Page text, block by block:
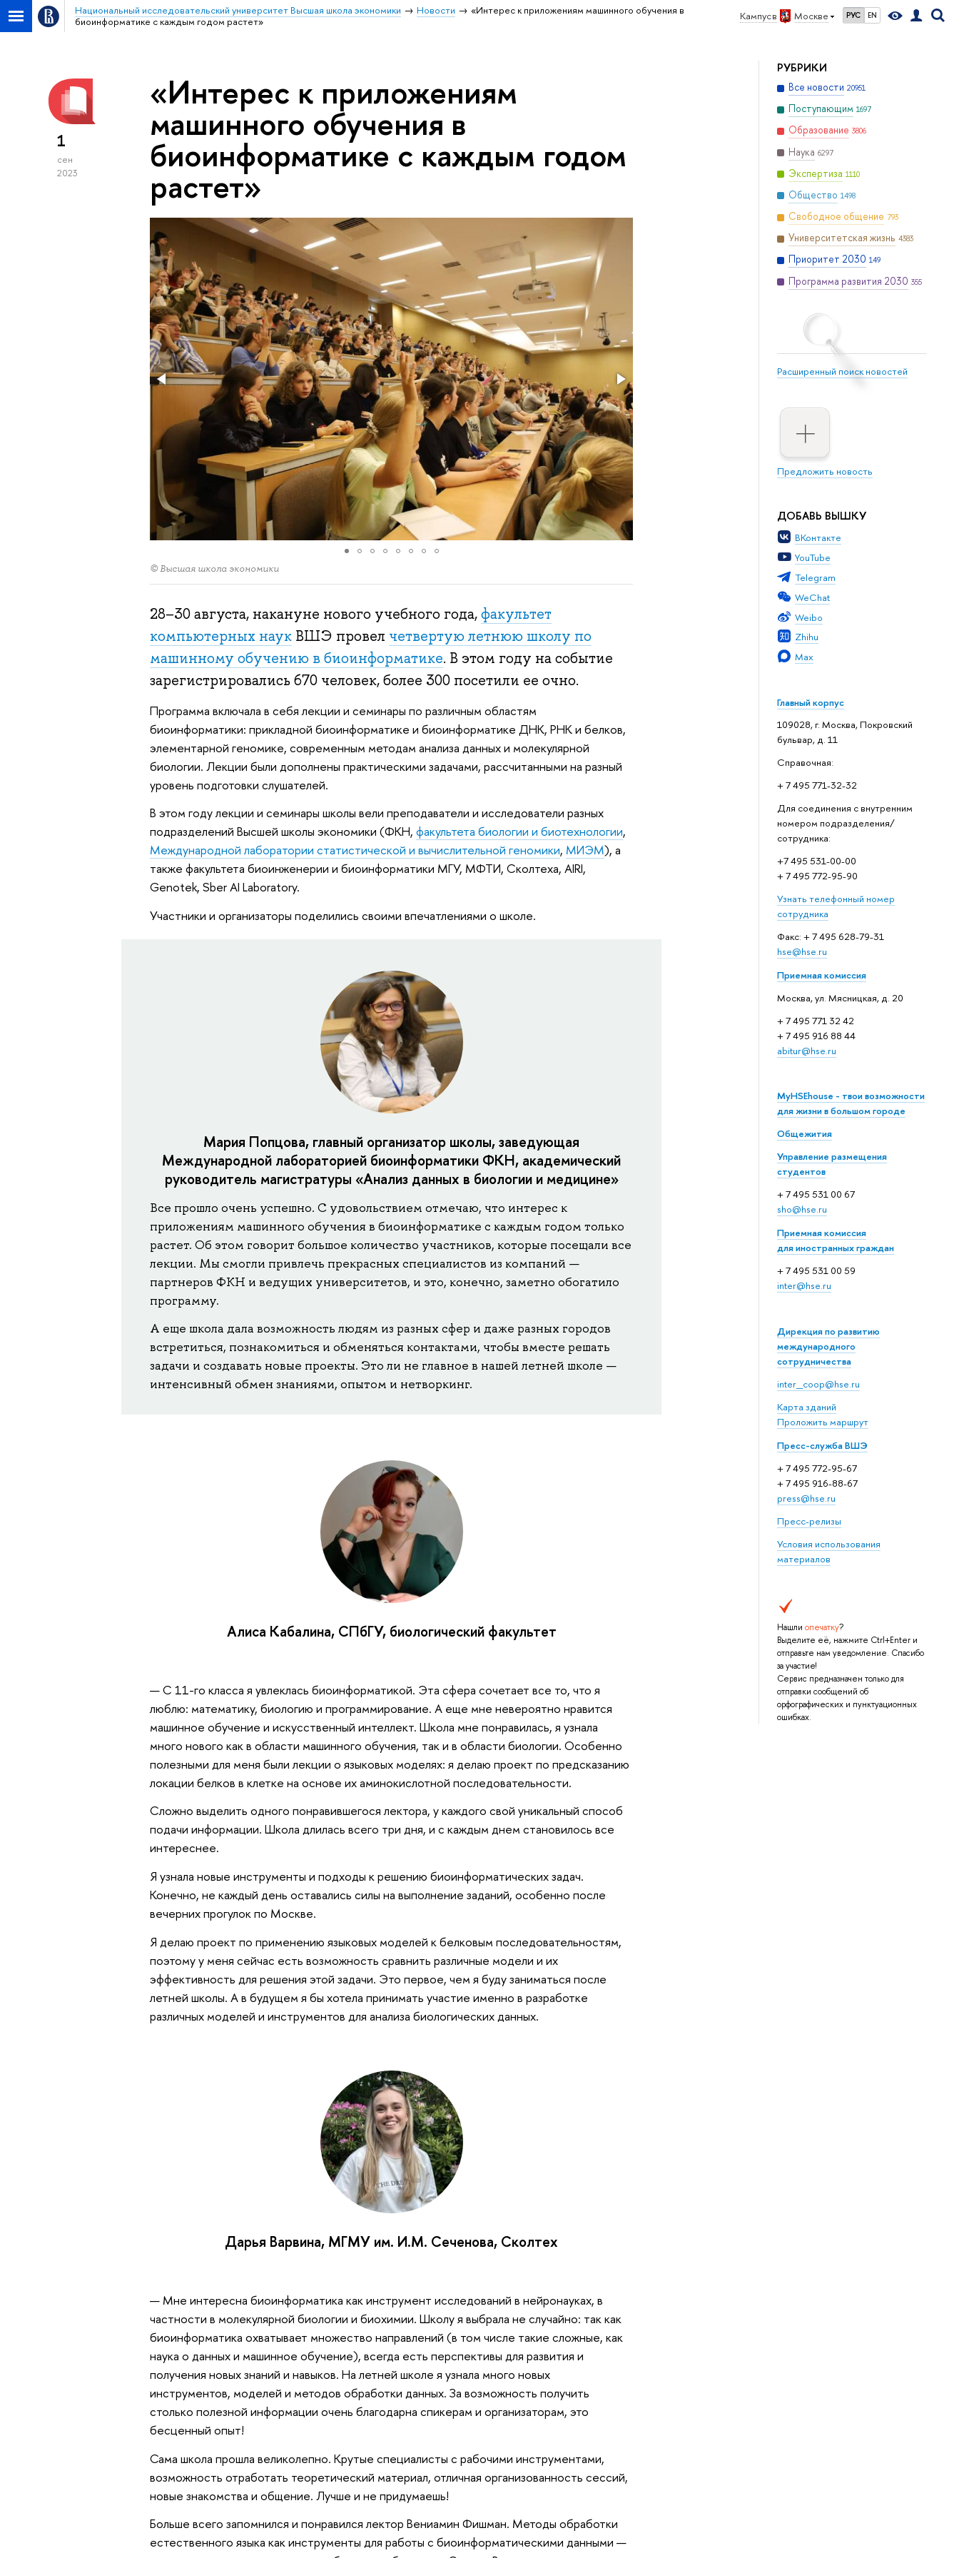
Кампус в Москве РУС EN
Национальный исследовательский университет Высшая школа экономики Новости
«Интерес к приложениям машинного обучения в
биоинформатике с каждым годом растет»
РУБРИКИ
Все новости 20951
Поступающим 1697
Образование 3806
Наука 6297
Экспертиза 1110
Общество 1498
Свободное общение 793
Университетская жизнь 4383
Приоритет 2030 149
Программа развития 2030 355
Расширенный поиск новостей
Предложить новость
ДОБАВЬ ВЫШКУ
ВКонтакте
YouTube
Telegram
WeChat
Weibo
Zhihu
Max
Главный корпус
109028, г. Москва, Покровский
бульвар, д. 11
Справочная:
+ 7 495 771-32-32
Для соединения с внутренним
номером подразделения/
сотрудника:
+7 495 531-00-00
+ 7 495 772-95-90
Узнать телефонный номер
сотрудника
Факс: + 7 495 628-79-31
hse@hse.ru
Приемная комиссия
Москва, ул. Мясницкая, д. 20
+ 7 495 771 32 42
+ 7 495 916 88 44
abitur@hse.ru
MyHSEhouse - твои возможности
для жизни в большом городе
Общежития
Управление размещения
студентов
+ 7 495 531 00 67
sho@hse.ru
Приемная комиссия
для иностранных граждан
+ 7 495 531 00 59
inter@hse.ru
Дирекция по развитию
международного
сотрудничества
inter_coop@hse.ru
Карта зданий
Проложить маршрут
Пресс-служба ВШЭ
+ 7 495 772-95-67
+ 7 495 916-88-67
press@hse.ru
Пресс-релизы
Условия использования
материалов
Нашли опечатку?
Выделите её, нажмите Ctrl+Enter и
отправьте нам уведомление. Спасибо
за участие!
Сервис предназначен только для
отправки сообщений об
орфографических и пунктуационных
ошибках.
1
сен
2023
«Интерес к приложениям
машинного обучения в
биоинформатике с каждым годом
растет»
© Высшая школа экономики
28–30 августа, накануне нового учебного года,факультет
компьютерных наукВШЭ провел четвертую летнюю школу по
машинному обучению в биоинформатике. В этом году на событие
зарегистрировались 670 человек, более 300 посетили ее очно.
Программа включала в себя лекции и семинары по различным областям
биоинформатики: прикладной биоинформатике и биоинформатике ДНК, РНК и белков,
элементарной геномике, современным методам анализа данных и молекулярной
биологии. Лекции были дополнены практическими задачами, рассчитанными на разный
уровень подготовки слушателей.
В этом году лекции и семинары школы вели преподаватели и исследователи разных
подразделений Высшей школы экономики (ФКН, факультета биологии и биотехнологии,
Международной лаборатории статистической и вычислительной геномики, МИЭМ), а
также факультета биоинженерии и биоинформатики МГУ, МФТИ, Сколтеха, AIRI,
Genotek, Sber AI Laboratory.
Участники и организаторы поделились своими впечатлениями о школе.
Мария Попцова, главный организатор школы, заведующая
Международной лабораторией биоинформатики ФКН, академический
руководитель магистратуры «Анализ данных в биологии и медицине»
Все прошло очень успешно. С удовольствием отмечаю, что интерес к
приложениям машинного обучения в биоинформатике с каждым годом только
растет. Об этом говорит большое количество участников, которые посещали все
лекции. Мы смогли привлечь прекрасных специалистов из компаний —
партнеров ФКН и ведущих университетов, и это, конечно, заметно обогатило
программу.
А еще школа дала возможность людям из разных сфер и даже разных городов
встретиться, познакомиться и обменяться контактами, чтобы вместе решать
задачи и создавать новые проекты. Это ли не главное в нашей летней школе —
интенсивный обмен знаниями, опытом и нетворкинг.
Алиса Кабалина, СПбГУ, биологический факультет
— С 11-го класса я увлеклась биоинформатикой. Эта сфера сочетает все то, что я
люблю: математику, биологию и программирование. А еще мне невероятно нравится
машинное обучение и искусственный интеллект. Школа мне понравилась, я узнала
много нового как в области машинного обучения, так и в области биологии. Особенно
полезными для меня были лекции о языковых моделях: я делаю проект по предсказанию
локации белков в клетке на основе их аминокислотной последовательности.
Сложно выделить одного понравившегося лектора, у каждого свой уникальный способ
подачи информации. Школа длилась всего три дня, и с каждым днем становилось все
интереснее.
Я узнала новые инструменты и подходы к решению биоинформатических задач.
Конечно, не каждый день оставались силы на выполнение заданий, особенно после
вечерних прогулок по Москве.
Я делаю проект по применению языковых моделей к белковым последовательностям,
поэтому у меня сейчас есть возможность сравнить различные модели и их
эффективность для решения этой задачи. Это первое, чем я буду заниматься после
летней школы. А в будущем я бы хотела принимать участие именно в разработке
различных моделей и инструментов для анализа биологических данных.
Дарья Варвина, МГМУ им. И.М. Сеченова, Сколтех
— Мне интересна биоинформатика как инструмент исследований в нейронауках, в
частности в молекулярной биологии и биохимии. Школу я выбрала не случайно: так как
биоинформатика охватывает множество направлений (в том числе такие сложные, как
наука о данных и машинное обучение), всегда есть перспективы для развития и
получения новых знаний и навыков. На летней школе я узнала много новых
инструментов, моделей и методов обработки данных. За возможность получить
столько полезной информации очень благодарна спикерам и организаторам, это
бесценный опыт!
Сама школа прошла великолепно. Крутые специалисты с рабочими инструментами,
возможность отработать теоретический материал, отличная организованность сессий,
новые знакомства и общение. Лучше и не придумаешь!
Больше всего запомнился и понравился лектор Вениамин Фишман. Методы обработки
естественного языка как инструменты для работы с биоинформатическими данными —